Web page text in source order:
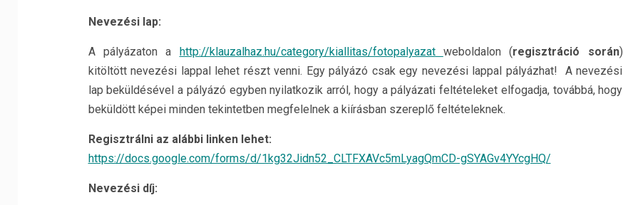
Nevezési lap:
A pályázaton a http://klauzalhaz.hu/category/kiallitas/fotopalyazat weboldalon (regisztráció során)
kitöltött nevezési lappal lehet részt venni. Egy pályázó csak egy nevezési lappal pályázhat! A nevezési
lap beküldésével a pályázó egyben nyilatkozik arról, hogy a pályázati feltételeket elfogadja, továbbá, hogy
beküldött képei minden tekintetben megfelelnek a kiírásban szereplő feltételeknek.
Regisztrálni az alábbi linken lehet:
https://docs.google.com/forms/d/1kg32Jidn52_CLTFXAVc5mLyagQmCD-gSYAGv4YYcgHQ/
Nevezési díj: